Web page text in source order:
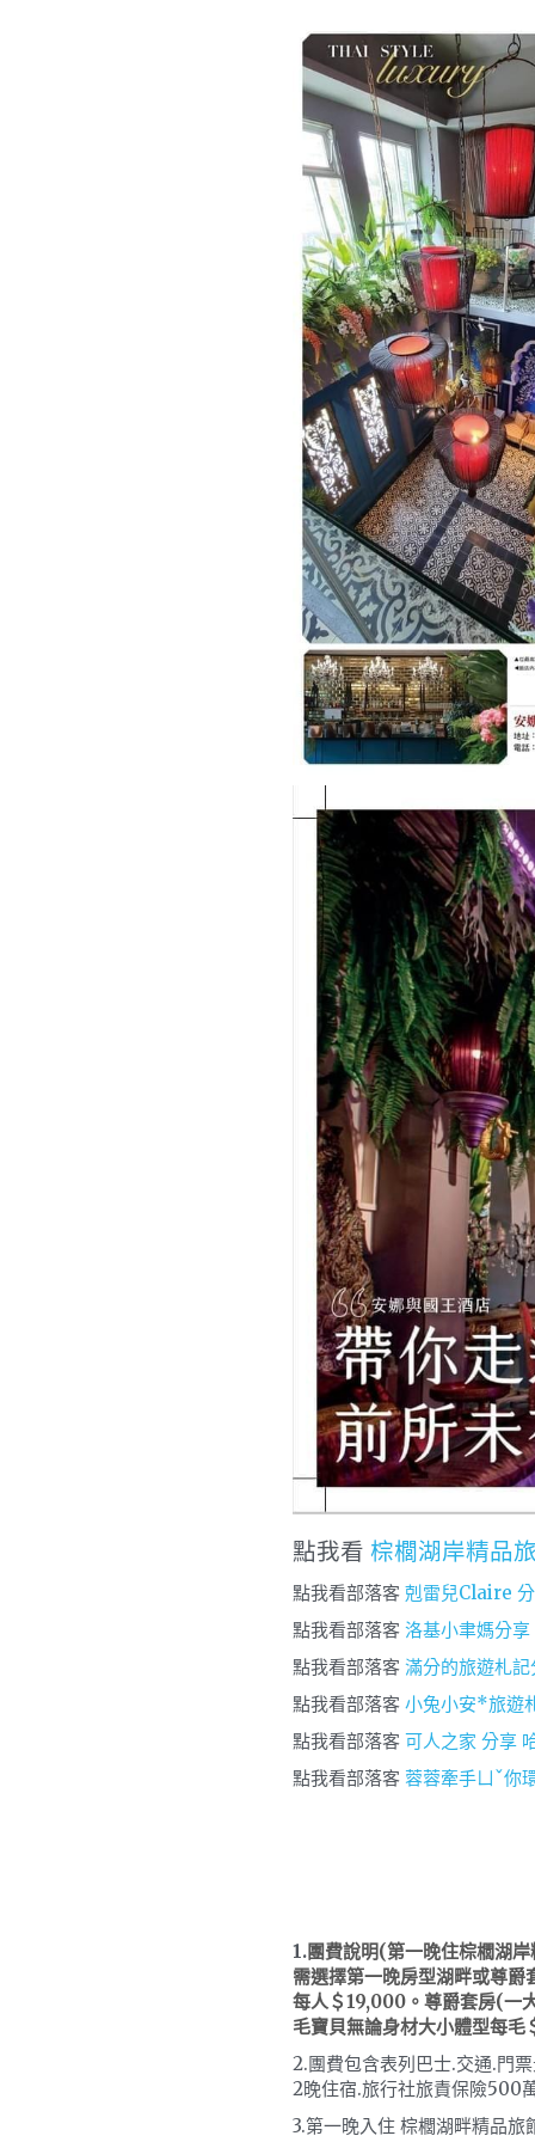
點我看 棕櫚湖岸精品
點我看部落客 剋雷兒Claire
點我看部落客 洛基小聿媽分享
點我看部落客 滿分的旅遊札
點我看部落客 小兔小安*旅遊
點我看部落客 可人之家 分享
點我看部落客 蓉蓉牽手ㄩˇ你
1.團費說明(第一晚住棕櫚湖
需選擇第一晚房型湖畔或尊爵
每人＄19,000。尊爵套房(一
毛寶貝無論身材大小體型每
2.團費包含表列巴士.交通.門
2晚住宿.旅行社旅責保險500
3.第一晚入住 棕櫚湖畔精品